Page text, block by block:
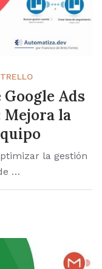
TRELLO
Ads
Mejora la
la gestión
…